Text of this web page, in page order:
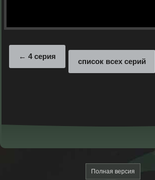
4 серия
список всех серий
Полная версия